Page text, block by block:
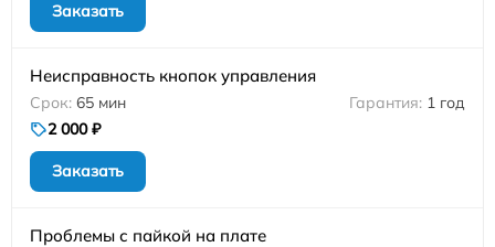
Заказать
Неисправность кнопок управления
65 мин
1 год
2 000 ₽
Заказать
Проблемы с пайкой на плате